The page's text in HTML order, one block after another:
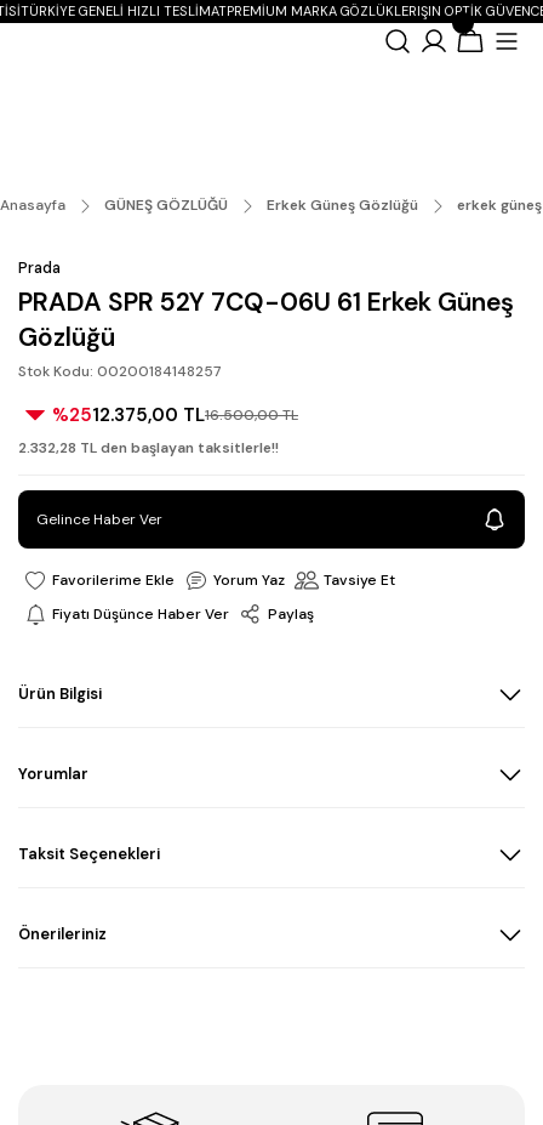
TÜRKIYE GENELI HIZLI TESLIMATPREMIUM MARKA GÖZLÜKLERIŞIN OPTIK
Anasayfa GÜNEŞ GÖZLÜĞÜ Erkek Güneş Gözlüğü erkek güneş
Prada
PRADA SPR 52Y 7CQ-06U 61 Erkek Güneş
Gözlüğü
Stok Kodu: 00200184148257
%2512.375,00 TL16.500,00 TL
2.332,28 TL den başlayan taksitlerle!!
Gelince Haber Ver
Yorum Yaz
Tavsiye Et
Fiyatı Düşünce Haber Ver
Paylaş
Ürün Bilgisi
Yorumlar
Taksit Seçenekleri
Önerileriniz